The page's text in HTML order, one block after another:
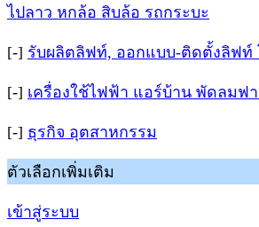
ไปลาว หกล้อ สิบล้อ รถกระบะ
[-] รับผลิตลิฟท์, ออกแบบ-ติดตั้งลิฟท์
[-] เครื่องใช้ไฟฟ้า แอร์บ้าน พัดลมฟ
[-] ธุรกิจ อุตสาหกรรม
ตัวเลือกเพิ่มเติม
เข้าสู่ระบบ